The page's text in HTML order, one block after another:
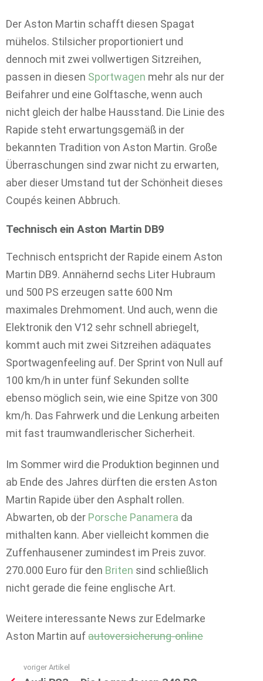
Der Aston Martin schafft diesen Spagat
mühelos. Stilsicher proportioniert und
dennoch mit zwei vollwertigen Sitzreihen,
passen in diesen Sportwagen mehr als nur der
Beifahrer und eine Golftasche, wenn auch
nicht gleich der halbe Hausstand. Die Linie des
Rapide steht erwartungsgemäß in der
bekannten Tradition von Aston Martin. Große
Überraschungen sind zwar nicht zu erwarten,
aber dieser Umstand tut der Schönheit dieses
Coupés keinen Abbruch.
Technisch ein Aston Martin DB9
Technisch entspricht der Rapide einem Aston
Martin DB9. Annähernd sechs Liter Hubraum
und 500 PS erzeugen satte 600 Nm
maximales Drehmoment. Und auch, wenn die
Elektronik den V12 sehr schnell abriegelt,
kommt auch mit zwei Sitzreihen adäquates
Sportwagenfeeling auf. Der Sprint von Null auf
100 km/h in unter fünf Sekunden sollte
ebenso möglich sein, wie eine Spitze von 300
km/h. Das Fahrwerk und die Lenkung arbeiten
mit fast traumwandlerischer Sicherheit.
Im Sommer wird die Produktion beginnen und
ab Ende des Jahres dürften die ersten Aston
Martin Rapide über den Asphalt rollen.
Abwarten, ob der Porsche Panamera da
mithalten kann. Aber vielleicht kommen die
Zuffenhausener zumindest im Preis zuvor.
270.000 Euro für den Briten sind schließlich
nicht gerade die feine englische Art.
Weitere interessante News zur Edelmarke
Aston Martin aufautoversicherung-online
voriger Artikel